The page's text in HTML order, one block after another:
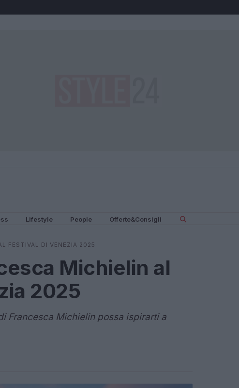
Lifestyle People Offerte&Consigli
FESTIVAL DI VENEZIA 2025
Michielin al
2025
Francesca Michielin possa ispirarti a